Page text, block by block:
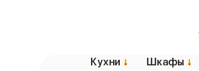
Кухни ↓ Шкафы ↓